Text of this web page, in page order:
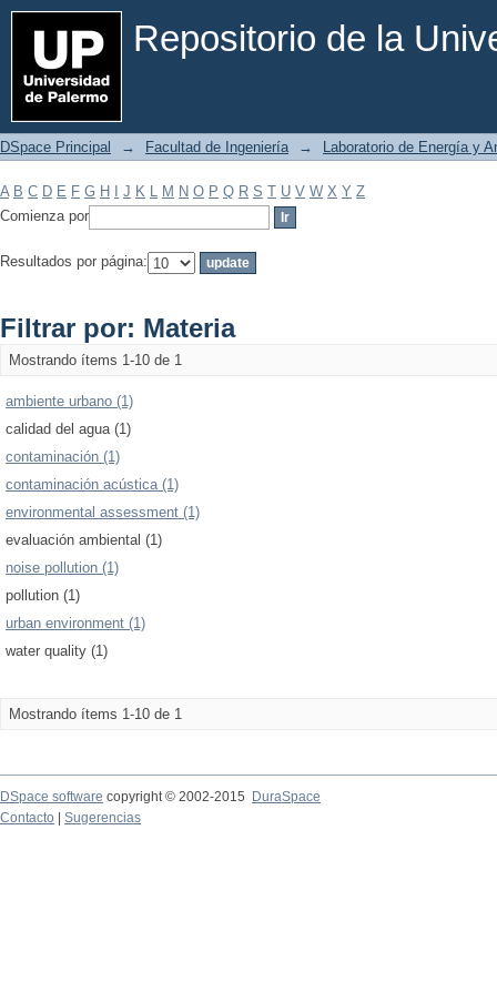
Repositorio de la
Filtrar por: Materia
DSpace Principal → Facultad de Ingeniería → Laboratorio de Energía y
A B C D E F G H J K L M N O P Q R S T U V W X Y Z
Comienza por
Resultados por página:
Filtrar por: Materia
Mostrando ítems 1-10 de 1
ambiente urbano (1)
calidad del agua (1)
contaminación (1)
contaminación acústica (1)
environmental assessment (1)
evaluación ambiental (1)
noise pollution (1)
pollution (1)
urban environment (1)
water quality (1)
Mostrando ítems 1-10 de 1
DSpace software copyright © 2002-2015
DuraSpace
Contacto
Sugerencias